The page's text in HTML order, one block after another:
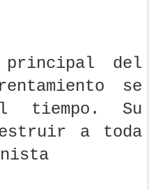
principal del
se
tiempo. Su
a toda